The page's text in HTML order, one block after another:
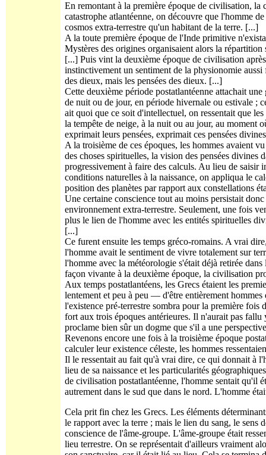
En remontant à la première époque de civilisation,
catastrophe atlantéenne, on découvre que l'homme
cosmos extra-terrestre qu'un habitant de la terre. [...]
A la toute première époque de l'Inde primitive
Mystères des origines organisaient alors la
[...] Puis vint la deuxième époque de civilisation
instinctivement un sentiment de la physionomie
des dieux, mais les pensées des dieux. [...]
Cette deuxième période postatlantéenne attachait
de nuit ou de jour, en période hivernale ou estivale ;
ait quoi que ce soit d'intellectuel, on ressentait que
la tempête de neige, à la nuit ou au jour, au moment
exprimait leurs pensées, exprimait ces pensées
A la troisième de ces époques, les hommes avaient
des choses spirituelles, la vision des pensées divines
progressivement à faire des calculs. Au lieu de saisir
conditions naturelles à la naissance, on appliqua le
position des planètes par rapport aux constellations
Une certaine conscience tout au moins persistait
environnement extra-terrestre. Seulement, une fois
plus le lien de l'homme avec les entités spirituelles
[...]
Ce furent ensuite les temps gréco-romains. A vrai
l'homme avait le sentiment de vivre totalement sur
l'homme avec la météorologie s'était déjà retirée
façon vivante à la deuxième époque, la civilisation
Aux temps postatlantéens, les Grecs étaient les
lentement et peu à peu — d'être entièrement
l'existence pré-terrestre sombra pour la première fois
fort aux trois époques antérieures. Il n'aurait pas
proclame bien sûr un dogme que s'il a une
Revenons encore une fois à la troisième époque
calculer leur existence céleste, les hommes
Il le ressentait au fait qu'à vrai dire, ce qui donnait à
lieu de sa naissance et les particularités
de civilisation postatlantéenne, l'homme sentait qu'il
autrement dans le sud que dans le nord. L'homme
Cela prit fin chez les Grecs. Les éléments
le rapport avec la terre ; mais le lien du sang, le
conscience de l'âme-groupe. L'âme-groupe était
lieu terrestre. On se représentait d'ailleurs vraiment